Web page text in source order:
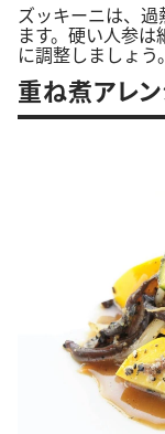
ズッキーニは、
ます。硬い人参
に調整しましょう。
重ね煮アレ